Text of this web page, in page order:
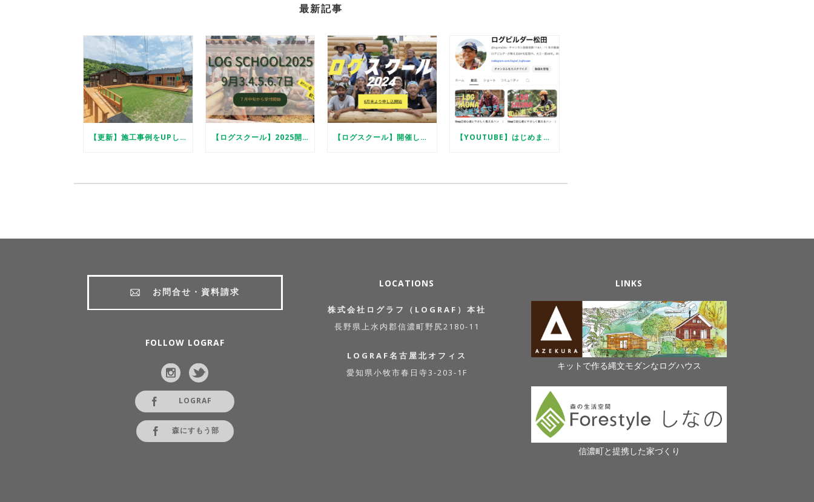
最新記事
【更新】施工事例をUPしました 【ログスクール】2025開催します 【ログスクール】開催します 【YOUTUBE】はじめました（初心者向けログDIYの方法）
お問合せ・資料請求
FOLLOW LOGRAF
LOGRAF
森にすもう部
LOCATIONS
株式会社ログラフ（LOGRAF）本社
長野県上水内郡信濃町野尻2180-11
LOGRAF名古屋北オフィス
愛知県小牧市春日寺3-203-1F
LINKS
キットで作る縄文モダンなログハウス
信濃町と提携した家づくり